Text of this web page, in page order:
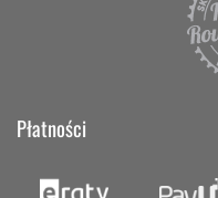
Płatności